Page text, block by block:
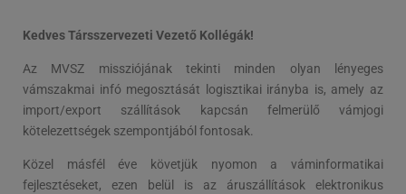
Kedves Társszervezeti Vezető Kollégák!
Az MVSZ missziójának tekinti minden olyan lényeges
vámszakmai infó megosztását logisztikai irányba is, amely az
import/export szállítások kapcsán felmerülő vámjogi
kötelezettségek szempontjából fontosak.
Közel másfél éve követjük nyomon a váminformatikai
fejlesztéseket, ezen belül is az áruszállítások elektronikus